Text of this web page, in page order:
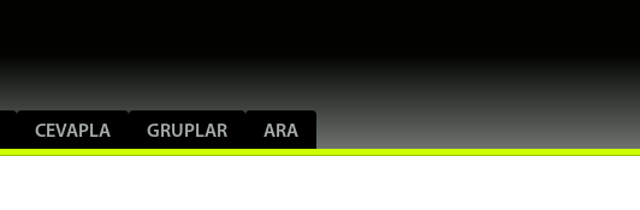
CEVAPLA GRUPLAR ARA